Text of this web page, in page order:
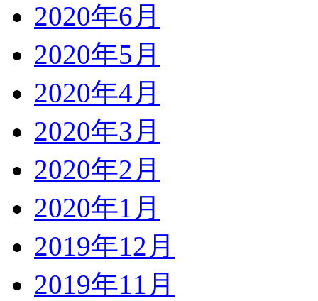
2020年6月
2020年5月
2020年4月
2020年3月
2020年2月
2020年1月
2019年12月
2019年11月